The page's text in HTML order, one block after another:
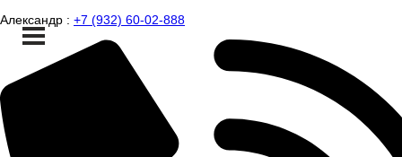
Александр : +7 (932) 60-02-888